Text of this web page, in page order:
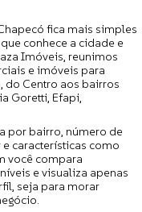
fica mais simples
conhece a cidade e
Imóveis, reunimos
e imóveis para
do Centro aos bairros
Goretti, Efapi,
por bairro, número de
e características como
você compara
e visualiza apenas
seja para morar